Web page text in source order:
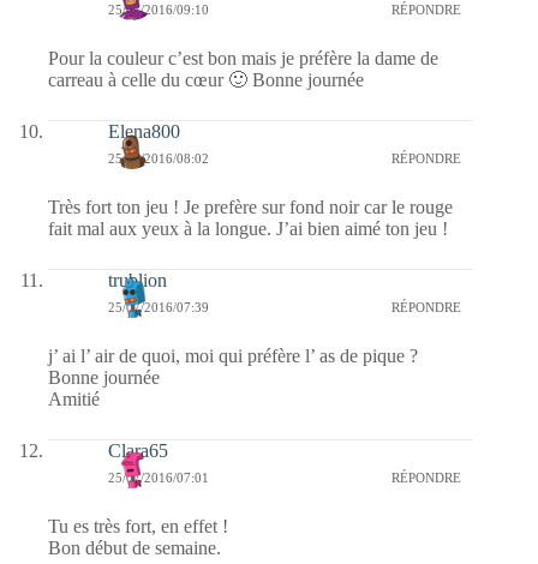
25/07/2016/09:10 RÉPONDRE
Pour la couleur c’est bon mais je préfère la dame de
carreau à celle du cœur 🙂 Bonne journée
Elena800
25/07/2016/08:02 RÉPONDRE
Très fort ton jeu ! Je prefère sur fond noir car le rouge
fait mal aux yeux à la longue. J’ai bien aimé ton jeu !
trublion
25/07/2016/07:39 RÉPONDRE
j’ ai l’ air de quoi, moi qui préfère l’ as de pique ?
Bonne journée
Amitié
Clara65
25/07/2016/07:01 RÉPONDRE
Tu es très fort, en effet !
Bon début de semaine.